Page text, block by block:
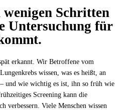
Schritten
Untersuchung für
erkannt. Wir Betroffene vom
wissen, was es heißt, an
und wie wichtig es ist, ihn so früh wie
Screening kann die
verbessern. Viele Menschen wissen